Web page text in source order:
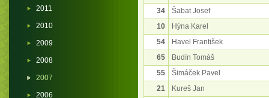
34
Šabat Josef
10
Hýna Karel
54
Havel František
65
Budín Tomáš
55
Šimáček Pavel
21
Kureš Jan
2011
2010
2009
2008
2007
2006